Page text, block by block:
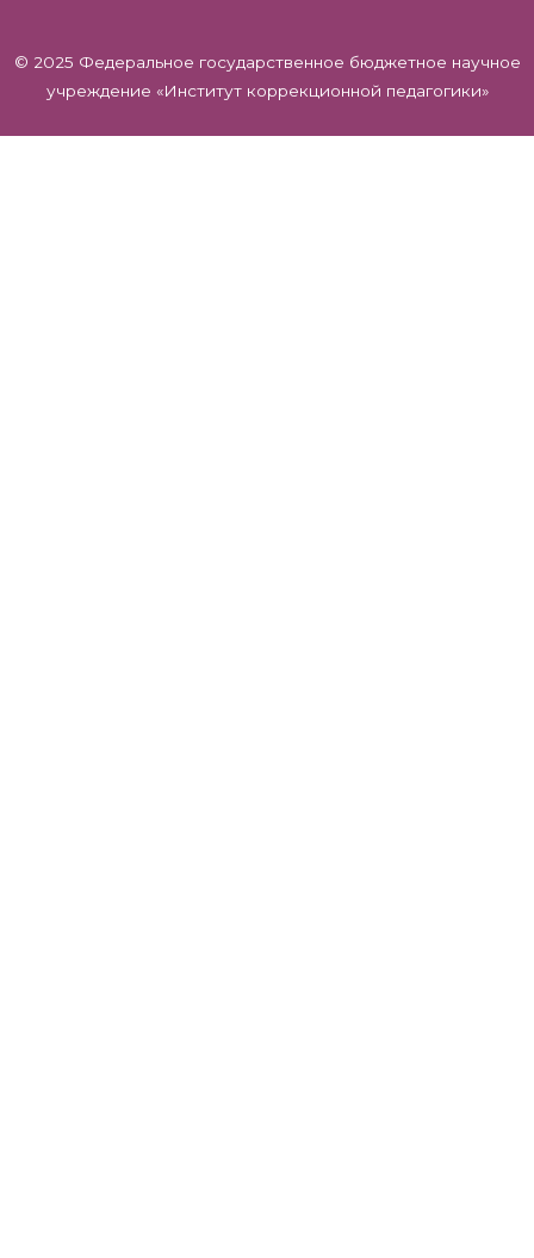
© 2025 Федеральное государственное бюджетное научное
учреждение «Институт коррекционной педагогики»